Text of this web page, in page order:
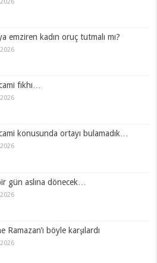
emziren kadın oruç tutmalı mı?
fıkhı…
konusunda ortayı bulamadık…
gün aslına dönecek…
Ramazan’ı böyle karşılardı